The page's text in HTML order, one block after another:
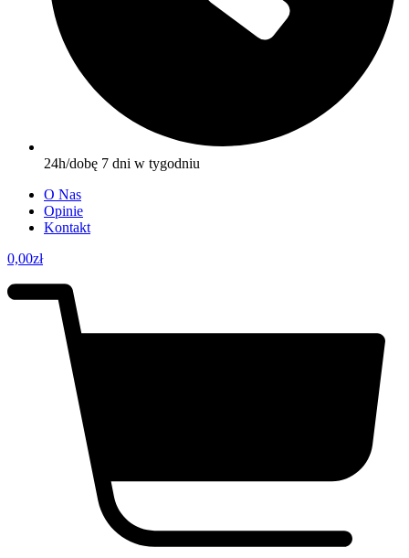
24h/dobę 7 dni w tygodniu
O Nas
Opinie
Kontakt
0,00zł